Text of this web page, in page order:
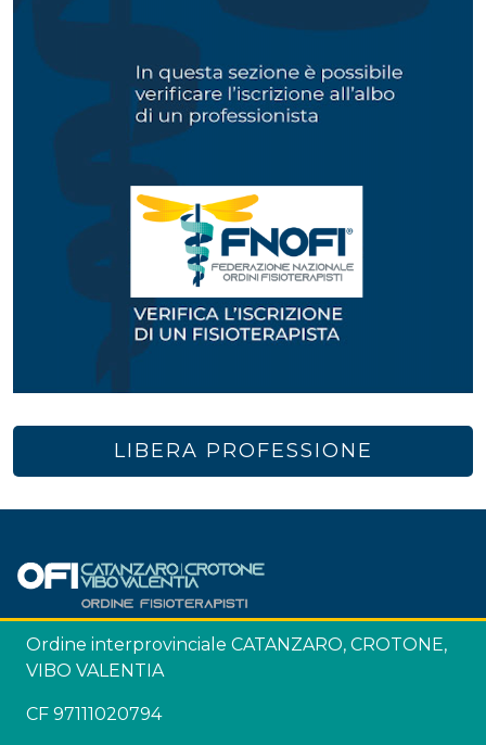
LIBERA PROFESSIONE
Ordine interprovinciale CATANZARO, CROTONE,
VIBO VALENTIA
CF 97111020794